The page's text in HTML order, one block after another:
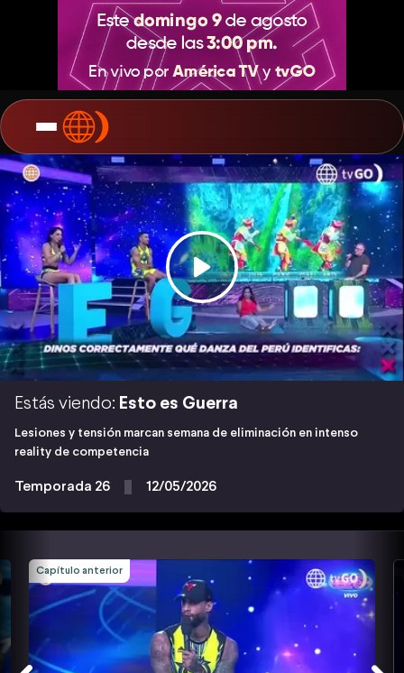
Estás viendo: Esto es Guerra
Lesiones y tensión marcan semana de eliminación en intenso
reality de competencia
Temporada 26 12/05/2026
Capítulo anterior